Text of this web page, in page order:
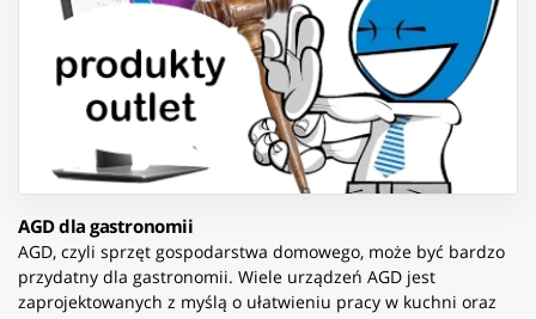
AGD dla gastronomii
AGD, czyli sprzęt gospodarstwa domowego, może być bardzo
przydatny dla gastronomii. Wiele urządzeń AGD jest
zaprojektowanych z myślą o ułatwieniu pracy w kuchni oraz